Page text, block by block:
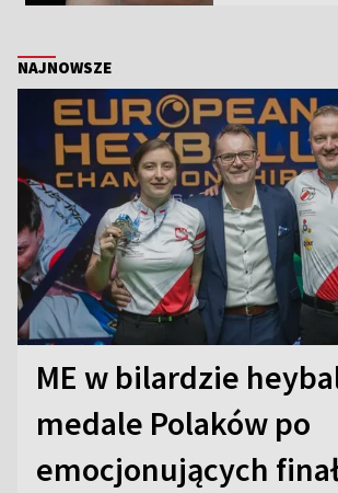
NAJNOWSZE
ME w bilardzie
medale Polaków po
emocjonujących